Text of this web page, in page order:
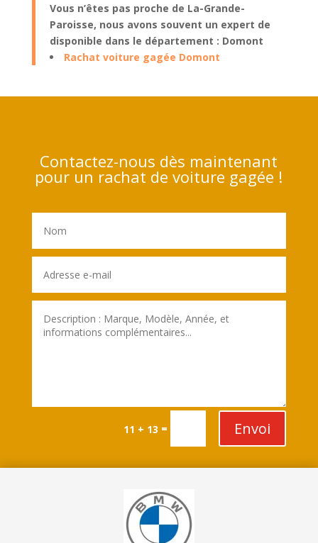
Vous n’êtes pas proche de La-Grande-
Paroisse, nous avons souvent un expert de
disponible dans le département : Domont
Rachat voiture gagée Domont
Contactez-nous dès maintenant
pour un rachat de voiture gagée !
11 + 13 = Envoi